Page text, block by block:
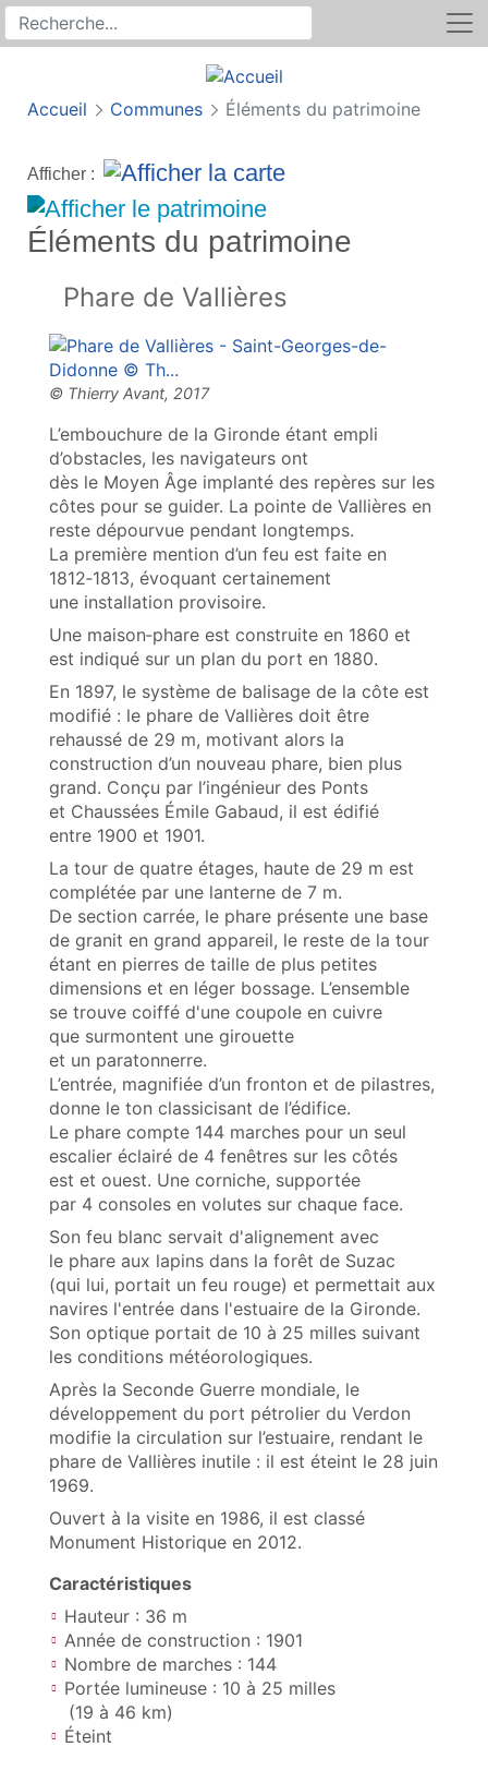
Recherche sur le site
Rechercher
Accueil Communes Éléments du patrimoine
Afficher :
Éléments du patrimoine
Phare de Vallières
L’embouchure de la Gironde étant empli
d’obstacles, les navigateurs ont
dès le Moyen Âge implanté des repères sur les
côtes pour se guider. La pointe de Vallières en
reste dépourvue pendant longtemps.
La première mention d’un feu est faite en
1812‑1813, évoquant certainement
une installation provisoire.
Une maison‑phare est construite en 1860 et
est indiqué sur un plan du port en 1880.
En 1897, le système de balisage de la côte est
modifié : le phare de Vallières doit être
rehaussé de 29 m, motivant alors la
construction d’un nouveau phare, bien plus
grand. Conçu par l’ingénieur des Ponts
et Chaussées Émile Gabaud, il est édifié
entre 1900 et 1901.
La tour de quatre étages, haute de 29 m est
complétée par une lanterne de 7 m.
De section carrée, le phare présente une base
de granit en grand appareil, le reste de la tour
étant en pierres de taille de plus petites
dimensions et en léger bossage. L’ensemble
se trouve coiffé d'une coupole en cuivre
que surmontent une girouette
et un paratonnerre.
L’entrée, magnifiée d’un fronton et de pilastres,
donne le ton classicisant de l’édifice.
Le phare compte 144 marches pour un seul
escalier éclairé de 4 fenêtres sur les côtés
est et ouest. Une corniche, supportée
par 4 consoles en volutes sur chaque face.
Son feu blanc servait d'alignement avec
le phare aux lapins dans la forêt de Suzac
(qui lui, portait un feu rouge) et permettait aux
navires l'entrée dans l'estuaire de la Gironde.
Son optique portait de 10 à 25 milles suivant
les conditions météorologiques.
Après la Seconde Guerre mondiale, le
développement du port pétrolier du Verdon
modifie la circulation sur l’estuaire, rendant le
phare de Vallières inutile : il est éteint le 28 juin
1969.
Ouvert à la visite en 1986, il est classé
Monument Historique en 2012.
Caractéristiques
Hauteur : 36 m
Année de construction : 1901
Nombre de marches : 144
Portée lumineuse : 10 à 25 milles
(19 à 46 km)
Éteint